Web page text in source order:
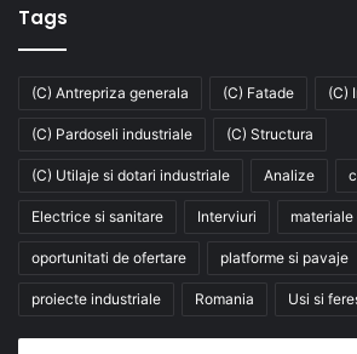
Tags
(C) Antrepriza generala (C) Fatade (C)
(C) Pardoseli industriale (C) Structura
(C) Utilaje si dotari industriale Analize
Electrice si sanitare Interviuri
oportunitati de ofertare platforme si pavaje
proiecte industriale Romania Usi si